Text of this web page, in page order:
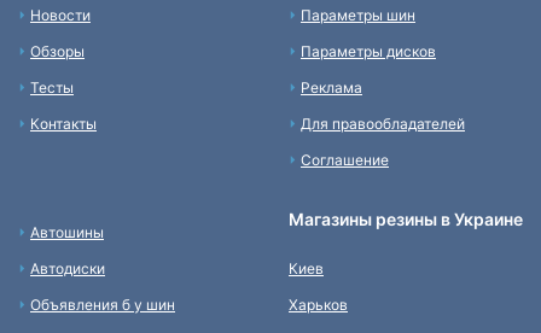
Новости
Обзоры
Тесты
Контакты
Параметры шин
Параметры дисков
Реклама
Для правообладателей
Соглашение
Автошины
Автодиски
Объявления б у шин
Магазины резины в Украине
Киев
Харьков